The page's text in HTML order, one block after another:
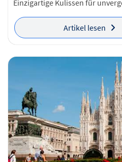
Einzigartige Kulissen für
Artikel lesen